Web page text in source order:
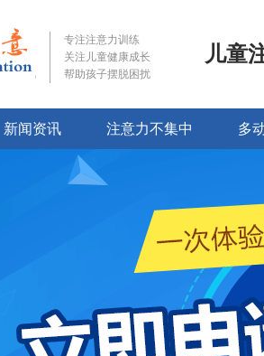
专注注意力训练
关注儿童健康成长
帮助孩子摆脱困扰
儿童
新闻资讯 注意力不集中 多